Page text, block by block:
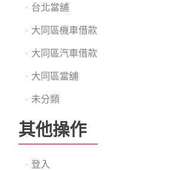
台北當舖
大同區機車借款
大同區汽車借款
大同區當舖
未分類
其他操作
登入